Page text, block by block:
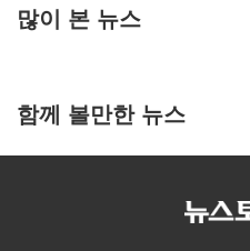
많이 본 뉴스
함께 볼만한 뉴스